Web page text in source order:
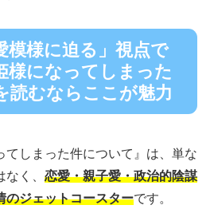
模様に迫る」視点で
様になってしまった
読むならここが魅力
てしまった件について』は、単な
く、 恋愛・親子愛・政治的陰謀
のジェットコースターです。